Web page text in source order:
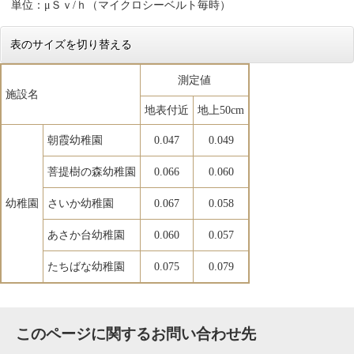
単位：μＳｖ/ｈ（マイクロシーベルト毎時）
表のサイズを切り替える
施設名
測定値
地表付近 地上50cm
幼稚園
朝霞幼稚園 0.047 0.049
菩提樹の森幼稚園 0.066 0.060
さいか幼稚園 0.067 0.058
あさか台幼稚園 0.060 0.057
たちばな幼稚園 0.075 0.079
このページに関するお問い合わせ先